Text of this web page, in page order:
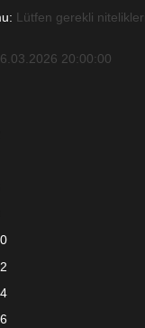
Lütfen gerekli
6.03.2026 20:00:00